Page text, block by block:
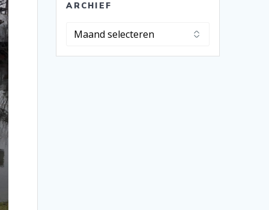
ARCHIEF
Archief